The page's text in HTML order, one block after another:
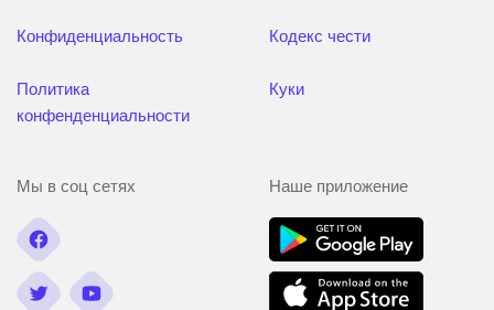
Конфиденциальность
Политика
конфенденциальности
Кодекс чести
Куки
Мы в соц сетях Наше приложение